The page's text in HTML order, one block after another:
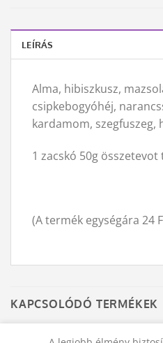
LEÍRÁS
Alma, hibiszkusz,
csipkebogyóhéj,
kardamom, szegfuszeg,
1 zacskó 50g
(A termék egységára 24
KAPCSOLÓDÓ TERMÉKEK